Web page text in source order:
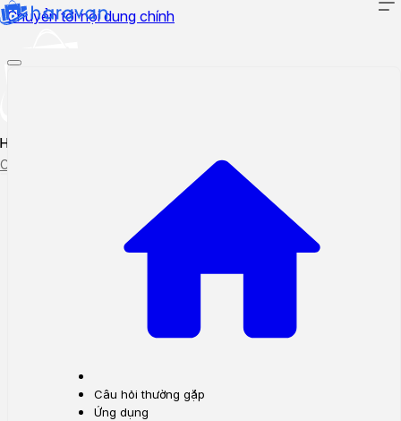
Chuyển tới nội dung chính
Hướng dẫn sử dụng
Cập nhật tính năng mới
Theo dõi ticket
Câu hỏi thường gặp
Ứng dụng